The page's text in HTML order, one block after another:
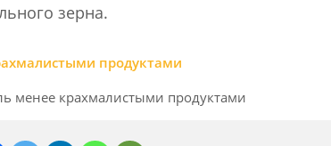
зерна.
менее крахмалистыми продуктами